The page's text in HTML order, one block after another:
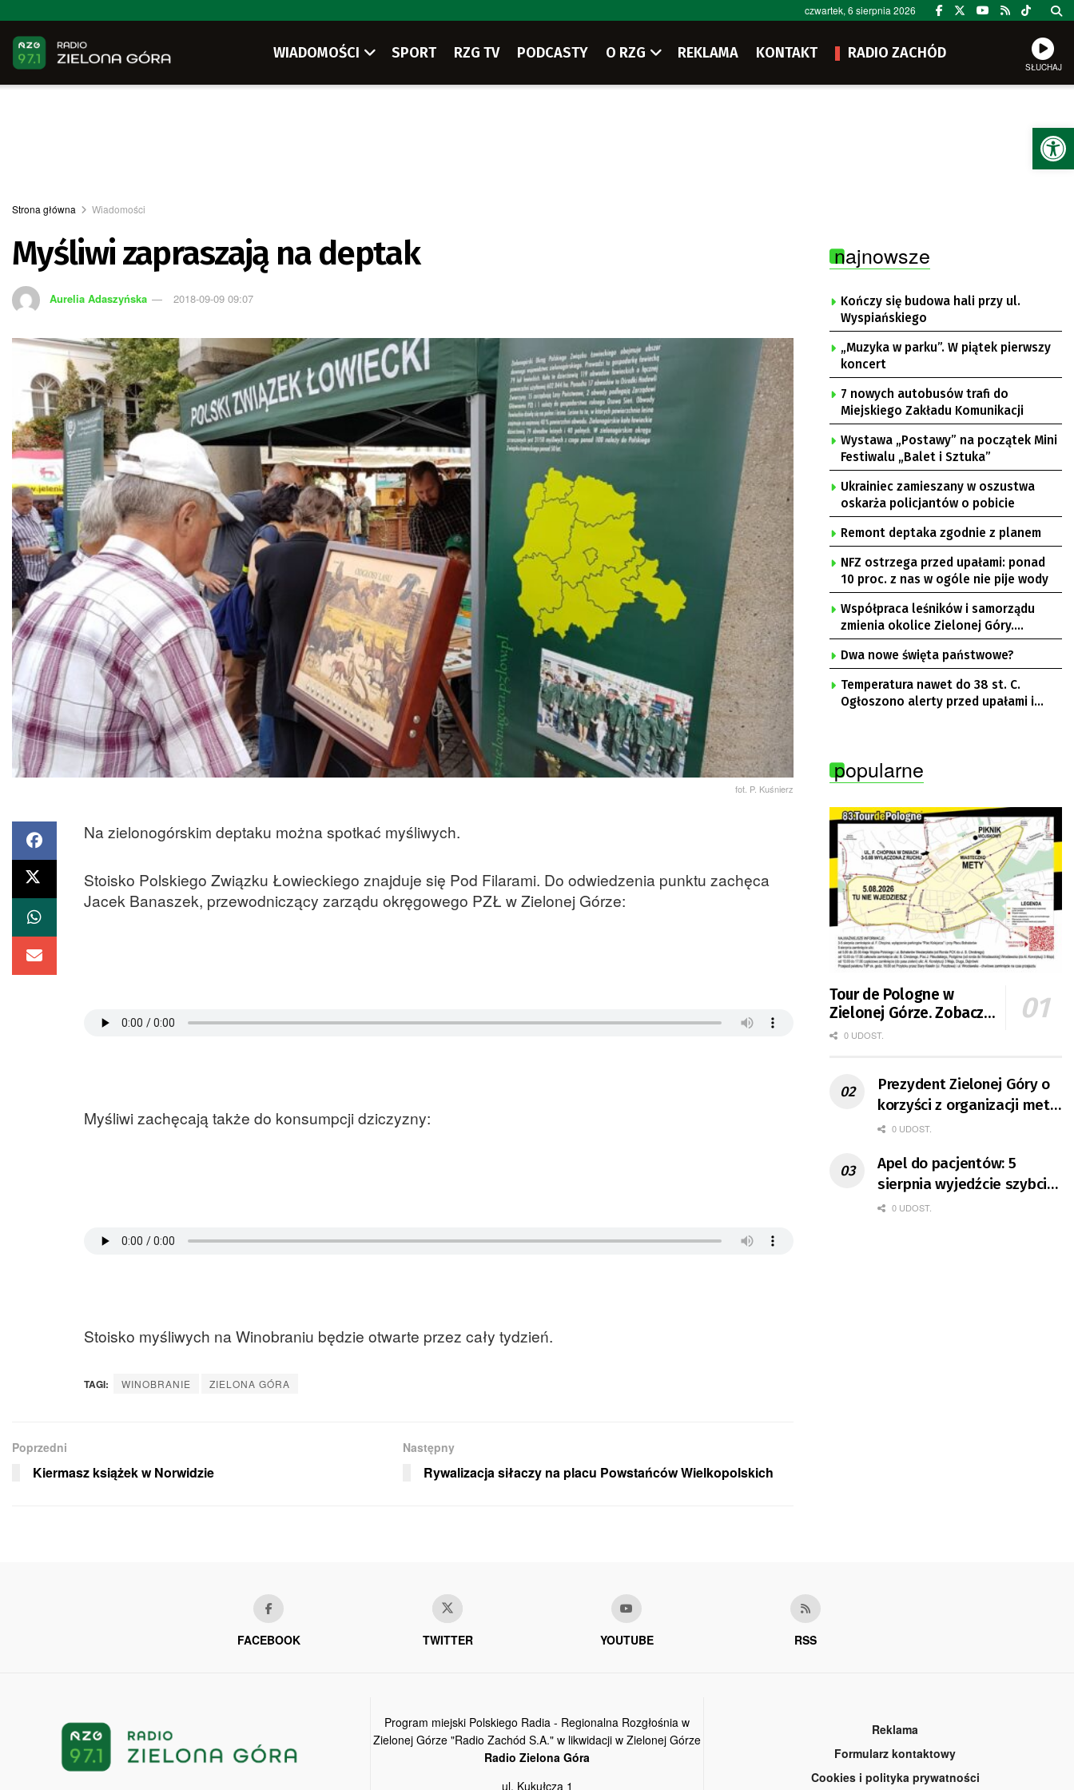
czwartek, 6 sierpnia 2026
WIADOMOŚCI SPORT RZG TV PODCASTY O RZG REKLAMA KONTAKT RADIO ZACHÓD
SŁUCHAJ
Strona główna Wiadomości
Myśliwi zapraszają na deptak
Aurelia Adaszyńska 2018-09-09 09:07
fot. P. Kuśnierz
Na zielonogórskim deptaku można spotkać myśliwych.
Stoisko Polskiego Związku Łowieckiego znajduje się Pod Filarami. Do odwiedzenia punktu zachęca
Jacek Banaszek, przewodniczący zarządu okręgowego PZŁ w Zielonej Górze:
Myśliwi zachęcają także do konsumpcji dziczyzny:
Stoisko myśliwych na Winobraniu będzie otwarte przez cały tydzień.
TAGI: WINOBRANIE ZIELONA GÓRA
Poprzedni
Kiermasz książek w Norwidzie
Następny
Rywalizacja siłaczy na placu Powstańców Wielkopolskich
najnowsze
Kończy się budowa hali przy ul.
Wyspiańskiego
„Muzyka w parku”. W piątek pierwszy
koncert
7 nowych autobusów trafi do
Miejskiego Zakładu Komunikacji
Wystawa „Postawy” na początek Mini
Festiwalu „Balet i Sztuka”
Ukrainiec zamieszany w oszustwa
oskarża policjantów o pobicie
Remont deptaka zgodnie z planem
NFZ ostrzega przed upałami: ponad
10 proc. z nas w ogóle nie pije wody
Współpraca leśników i samorządu
zmienia okolice Zielonej Góry.
Powstają nowe ścieżki rowerowe
Dwa nowe święta państwowe?
Temperatura nawet do 38 st. C.
Ogłoszono alerty przed upałami i
popularne
Tour de Pologne w
Zielonej Górze. Zobacz
zmiany w organizacji
0 UDOST.
Prezydent Zielonej Góry o
korzyści z organizacji mety
Tour de Pologne
0 UDOST.
Apel do pacjentów: 5
sierpnia wyjedźcie szybciej
z domów
0 UDOST.
FACEBOOK TWITTER YOUTUBE RSS
Program miejski Polskiego Radia - Regionalna Rozgłośnia w
Zielonej Górze "Radio Zachód S.A." w likwidacji w Zielonej Górze
Radio Zielona Góra
ul. Kukułcza 1
Reklama
Formularz kontaktowy
Cookies i polityka prywatności